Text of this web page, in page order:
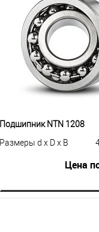
Купить в 1 клик
К
В избранное
Подшипник NTN 1208
Размеры d x D x B
Цена